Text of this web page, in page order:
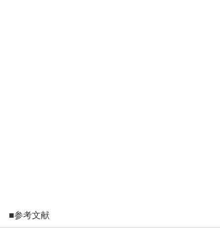
■参考文献